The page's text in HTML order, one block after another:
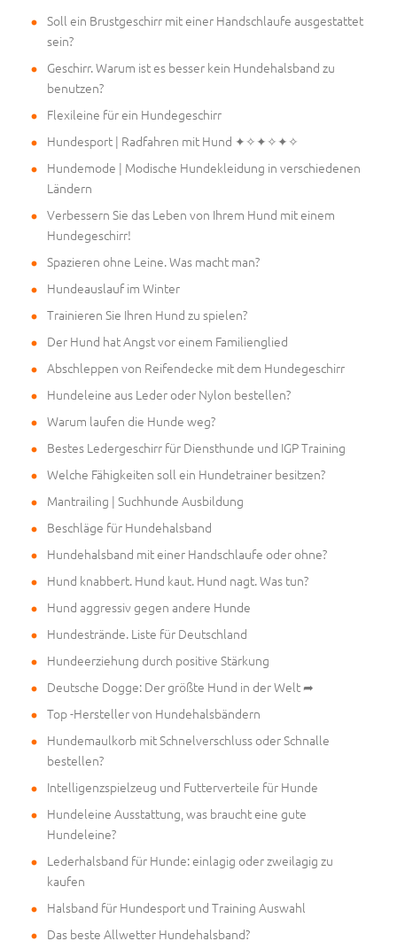
Soll ein Brustgeschirr mit einer Handschlaufe ausgestattet
sein?
Geschirr. Warum ist es besser kein Hundehalsband zu
benutzen?
Flexileine für ein Hundegeschirr
Hundesport | Radfahren mit Hund ✦✧✦✧✦✧
Hundemode | Modische Hundekleidung in verschiedenen
Ländern
Verbessern Sie das Leben von Ihrem Hund mit einem
Hundegeschirr!
Spazieren ohne Leine. Was macht man?
Hundeauslauf im Winter
Trainieren Sie Ihren Hund zu spielen?
Der Hund hat Angst vor einem Familienglied
Abschleppen von Reifendecke mit dem Hundegeschirr
Hundeleine aus Leder oder Nylon bestellen?
Warum laufen die Hunde weg?
Bestes Ledergeschirr für Diensthunde und IGP Training
Welche Fähigkeiten soll ein Hundetrainer besitzen?
Mantrailing | Suchhunde Ausbildung
Beschläge für Hundehalsband
Hundehalsband mit einer Handschlaufe oder ohne?
Hund knabbert. Hund kaut. Hund nagt. Was tun?
Hund aggressiv gegen andere Hunde
Hundestrände. Liste für Deutschland
Hundeerziehung durch positive Stärkung
Deutsche Dogge: Der größte Hund in der Welt ➦
Top -Hersteller von Hundehalsbändern
Hundemaulkorb mit Schnelverschluss oder Schnalle
bestellen?
Intelligenzspielzeug und Futterverteile für Hunde
Hundeleine Ausstattung, was braucht eine gute
Hundeleine?
Lederhalsband für Hunde: einlagig oder zweilagig zu
kaufen
Halsband für Hundesport und Training Auswahl
Das beste Allwetter Hundehalsband?